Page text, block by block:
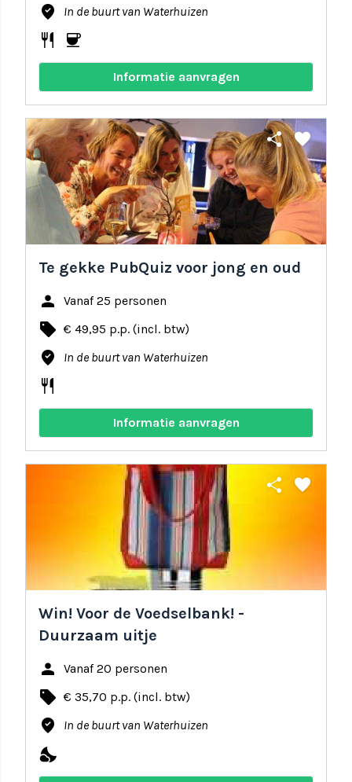
where_to_vote In de buurt van Waterhuizen
restaurant coffee
Informatie aanvragen
share favorite
Te gekke PubQuiz voor jong en oud
person Vanaf 25 personen
local_offer € 49,95 p.p. (incl. btw)
where_to_vote In de buurt van Waterhuizen
restaurant
Informatie aanvragen
share favorite
Win! Voor de Voedselbank! -
Duurzaam uitje
person Vanaf 20 personen
local_offer € 35,70 p.p. (incl. btw)
where_to_vote In de buurt van Waterhuizen
nights_stay